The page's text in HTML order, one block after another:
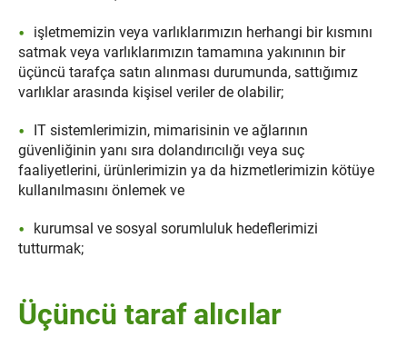
işletmemizin veya varlıklarımızın herhangi bir kısmını
satmak veya varlıklarımızın tamamına yakınının bir
üçüncü tarafça satın alınması durumunda, sattığımız
varlıklar arasında kişisel veriler de olabilir;
IT sistemlerimizin, mimarisinin ve ağlarının
güvenliğinin yanı sıra dolandırıcılığı veya suç
faaliyetlerini, ürünlerimizin ya da hizmetlerimizin kötüye
kullanılmasını önlemek ve
kurumsal ve sosyal sorumluluk hedeflerimizi
tutturmak;
Üçüncü taraf alıcılar